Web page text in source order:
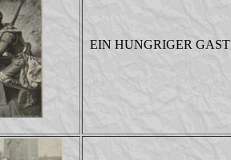
EIN HUNGRIGER GAST